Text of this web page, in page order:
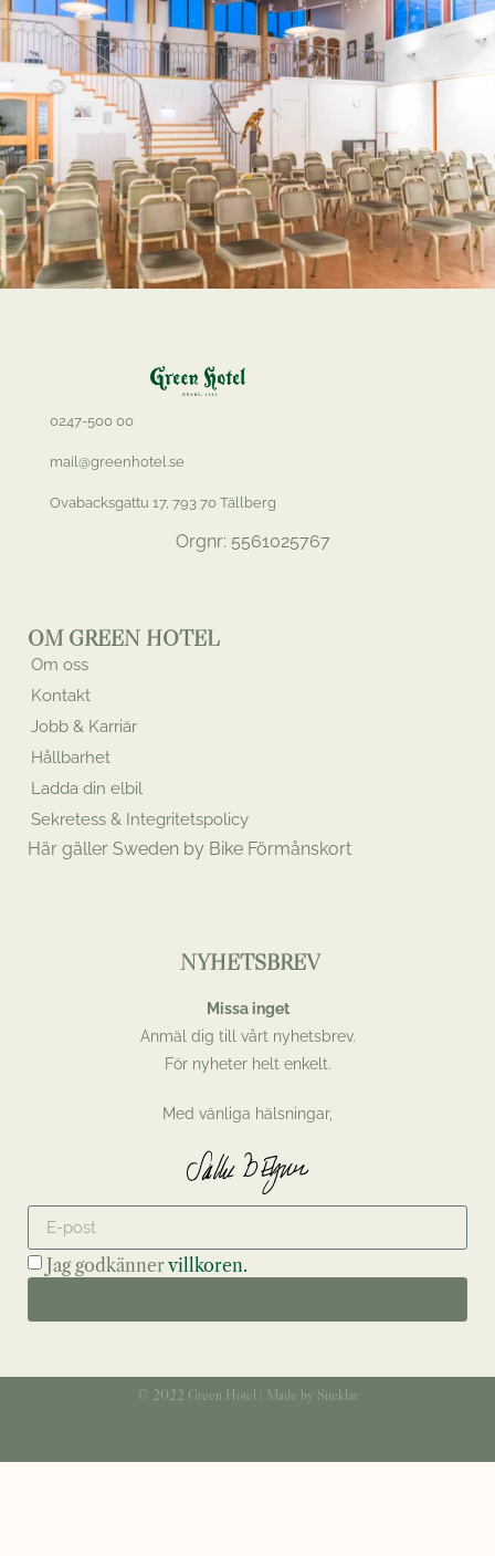
0247-500 00
mail@greenhotel.se
Ovabacksgattu 17, 793 70 Tällberg
Orgnr: 5561025767
OM GREEN HOTEL
Om oss
Kontakt
Jobb & Karriär
Hållbarhet
Ladda din elbil
Sekretess & Integritetspolicy
Här gäller Sweden by Bike Förmånskort
NYHETSBREV
Missa inget
Anmäl dig till vårt nyhetsbrev.
För nyheter helt enkelt.
Med vänliga hälsningar,
Jag godkännervillkoren.
© 2022 Green Hotel | Made by Siteklar